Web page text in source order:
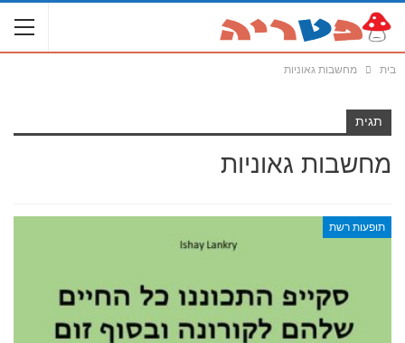
בית מחשבות גאוניות
תגית
מחשבות גאוניות
תופעות רשת